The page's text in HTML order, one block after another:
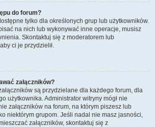
do forum?
tylko dla określonych grup lub użytkowników.
na nich lub wykonywać inne operacje, musisz
Skontaktuj się z moderatorem lub
ci je przydzielił.
załączników?
są przydzielane dla każdego forum, dla
użytkownika. Administrator witryny mógł nie
załączników na forum, na którym piszesz lub
niektórym grupom. Jeśli nadal nie masz jasności,
załączników, skontaktuj się z